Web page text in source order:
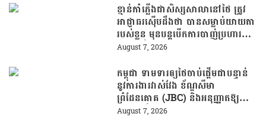
ខ្មាន់កាំភ្លើងជាសិស្សសាលានៅថៃ ត្រូវ
អាជ្ញាធរស៊ើបដឹងថា បានសម្លាប់យាយតា
របស់ខ្លួន មុនបន្តបើកការបាញ់ប្រហារនៅ
សាលារៀន
August 7, 2026
កម្ពុជា ទាមទារឲ្យថៃចាប់ផ្តើមជាបន្ទាន់
នូវការងារវាស់វែង ខ័ណ្ឌសីមា
ព្រំដែនគោគ (JBC) និងអនុញ្ញាតឱ្យ
ពលរដ្ឋភៀសសឹកវិលទៅលំនៅឋានវិញ
August 7, 2026